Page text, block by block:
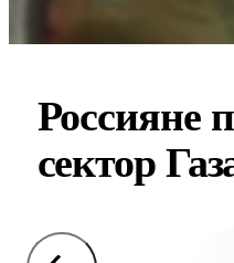
Россияне
сектор